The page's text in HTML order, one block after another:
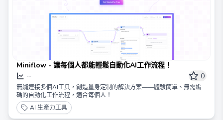
Miniflow - 讓每個人都能輕鬆自動化AI工作流程！
-- 0
無縫連接多個AI工具，創造量身定制的解決方案——體驗簡單、無需編
碼的自動化工作流程，適合每個人！
AI 生產力工具